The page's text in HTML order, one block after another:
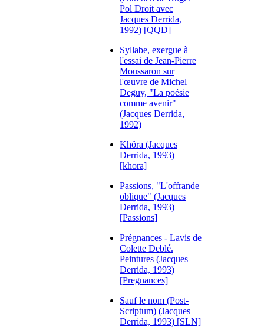
Pol Droit avec
Jacques Derrida,
1992) [QQD]
Syllabe, exergue à
l'essai de Jean-Pierre
Moussaron sur
l'œuvre de Michel
Deguy, "La poésie
comme avenir"
(Jacques Derrida,
1992)
Khôra (Jacques
Derrida, 1993)
[khora]
Passions, "L'offrande
oblique" (Jacques
Derrida, 1993)
[Passions]
Prégnances - Lavis de
Colette Deblé.
Peintures (Jacques
Derrida, 1993)
[Pregnances]
Sauf le nom (Post-
Scriptum) (Jacques
Derrida, 1993) [SLN]